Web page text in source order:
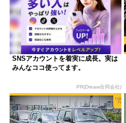
SNSアカウントを着実に成長。実は
みんなココ使ってます。
PR(Dreaw合同会社)